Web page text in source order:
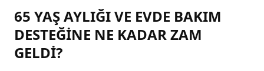
65 YAŞ AYLIĞI VE EVDE BAKIM
DESTEĞİNE NE KADAR ZAM
GELDİ?